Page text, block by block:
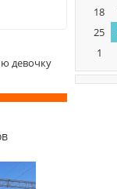
девочку
18
25
1